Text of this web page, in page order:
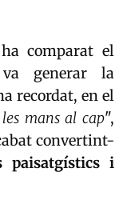
comparat el
generar la
recordat, en el
mans al cap",
convertint-
paisatgístics i